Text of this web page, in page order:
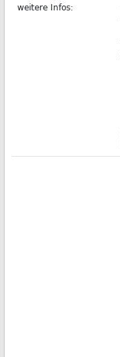
weitere Infos: